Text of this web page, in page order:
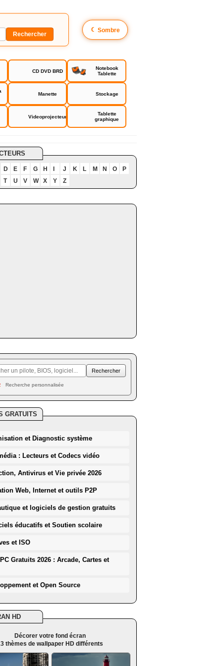
☾ Sombre
CD DVD BRD
Notebook
Tablette
Manette Stockage
Videoprojecteur
Tablette
graphique
D E F G H J K L M N O
P
T
U V W X Y Z
Recherche personnalisée
GRATUITS
et Diagnostic système
: Lecteurs et Codecs vidéo
Antivirus et Vie privée 2026
Web, Internet et outils P2P
et logiciels de gestion gratuits
éducatifs et Soutien scolaire
et ISO
Gratuits 2026 : Arcade, Cartes et
et Open Source
HD
Décorer votre fond écran
thèmes de wallpaper HD différents